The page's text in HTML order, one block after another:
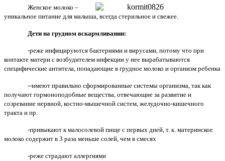
Женское молоко –
уникальное питание для малыша, всегда стерильное и свежее.
Дети на грудном вскармливании:
-реже инфицируются бактериями и вирусами, потому что при
контакте матери с возбудителем инфекции у нее вырабатываются
специфические антитела, попадающие в грудное молоко и организм ребенка
--имеют правильно сформированные системы организма, так как
получают гормоноподобные вещества, отвечающие за развитие и
созревание нервной, костно-мышечной систем, желудочно-кишечного
тракта и пр.
-привыкают к малосолевой пище с первых дней, т. к. материнское
молоко содержит в 3 раза меньше солей, чем в смесях
-реже страдают аллергиями